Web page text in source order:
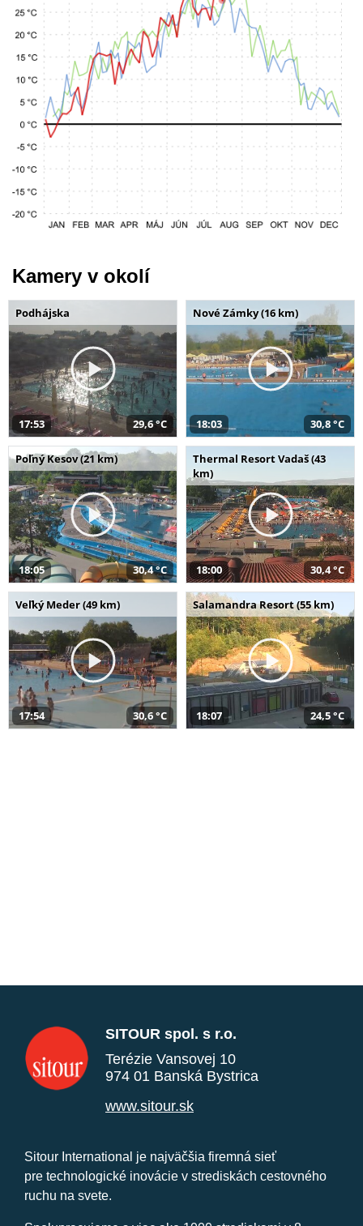
Kamery v okolí
Podhájska
17:53 29,6 °C
Nové Zámky (16 km)
18:03 30,8 °C
Poľný Kesov (21 km)
18:05 30,4 °C
Thermal Resort Vadaš (43
km)
18:00 30,4 °C
Veľký Meder (49 km)
17:54 30,6 °C
Salamandra Resort (55 km)
18:07 24,5 °C
SITOUR spol. s r.o.
Terézie Vansovej 10
974 01 Banská Bystrica
www.sitour.sk
Sitour International je najväčšia firemná sieť
pre technologické inovácie v strediskách cestovného
ruchu na svete.